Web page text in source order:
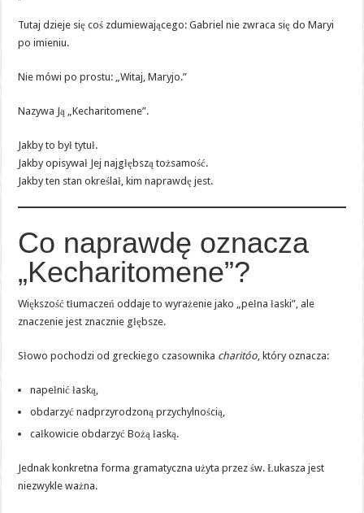
Tutaj dzieje się coś zdumiewającego: Gabriel nie zwraca się do Maryi
po imieniu.
Nie mówi po prostu: „Witaj, Maryjo.”
Nazywa Ją „Kecharitomene”.
Jakby to był tytuł.
Jakby opisywał Jej najgłębszą tożsamość.
Jakby ten stan określał, kim naprawdę jest.
Co naprawdę oznacza
„Kecharitomene”?
Większość tłumaczeń oddaje to wyrażenie jako „pełna łaski”, ale
znaczenie jest znacznie głębsze.
Słowo pochodzi od greckiego czasownika charitóo, który oznacza:
napełnić łaską,
obdarzyć nadprzyrodzoną przychylnością,
całkowicie obdarzyć Bożą łaską.
Jednak konkretna forma gramatyczna użyta przez św. Łukasza jest
niezwykle ważna.